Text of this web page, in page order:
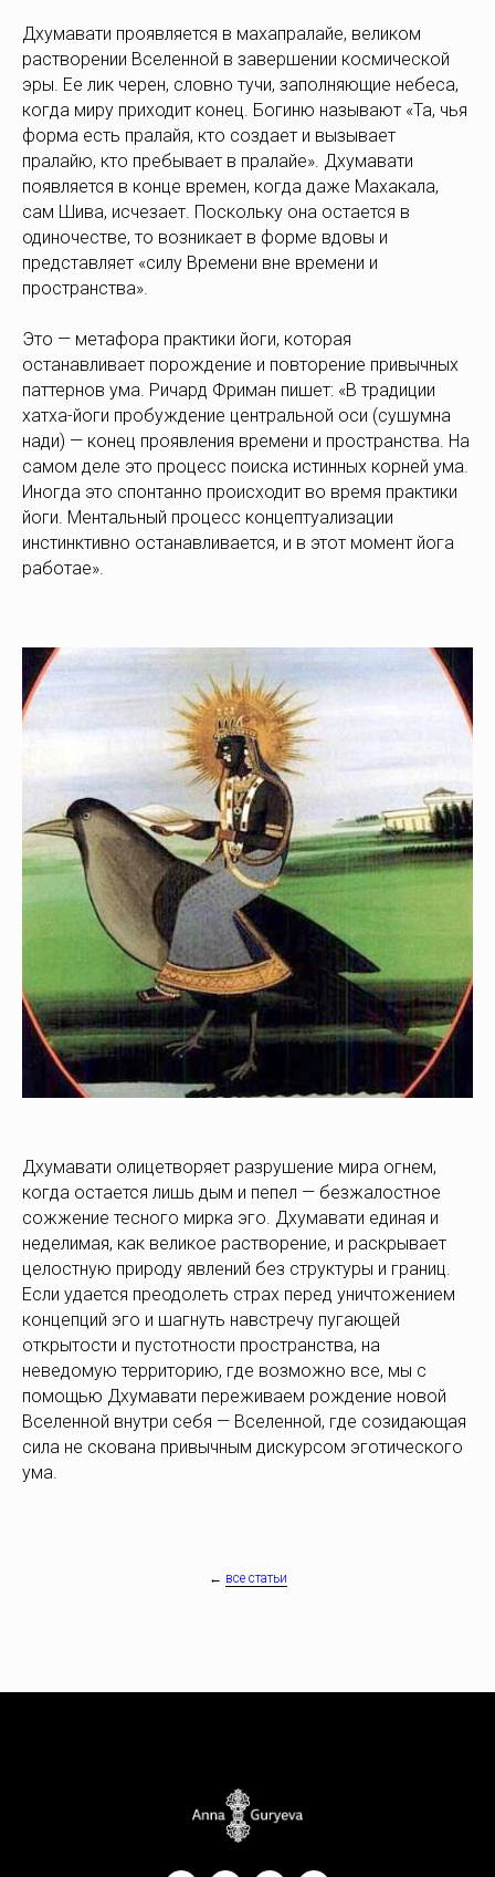
Дхумавати проявляется в махапралайе, великом
растворении Вселенной в завершении космической
эры. Ее лик черен, словно тучи, заполняющие небеса,
когда миру приходит конец. Богиню называют «Та, чья
форма есть пралайя, кто создает и вызывает
пралайю, кто пребывает в пралайе». Дхумавати
появляется в конце времен, когда даже Махакала,
сам Шива, исчезает. Поскольку она остается в
одиночестве, то возникает в форме вдовы и
представляет «силу Времени вне времени и
пространства».
Это — метафора практики йоги, которая
останавливает порождение и повторение привычных
паттернов ума. Ричард Фриман пишет: «В традиции
хатха-йоги пробуждение центральной оси (сушумна
нади) — конец проявления времени и пространства. На
самом деле это процесс поиска истинных корней ума.
Иногда это спонтанно происходит во время практики
йоги. Ментальный процесс концептуализации
инстинктивно останавливается, и в этот момент йога
работае».
Дхумавати олицетворяет разрушение мира огнем,
когда остается лишь дым и пепел — безжалостное
сожжение тесного мирка эго. Дхумавати единая и
неделимая, как великое растворение, и раскрывает
целостную природу явлений без структуры и границ.
Если удается преодолеть страх перед уничтожением
концепций эго и шагнуть навстречу пугающей
открытости и пустотности пространства, на
неведомую территорию, где возможно все, мы с
помощью Дхумавати переживаем рождение новой
Вселенной внутри себя — Вселенной, где созидающая
сила не скована привычным дискурсом эготического
ума.
← все статьи